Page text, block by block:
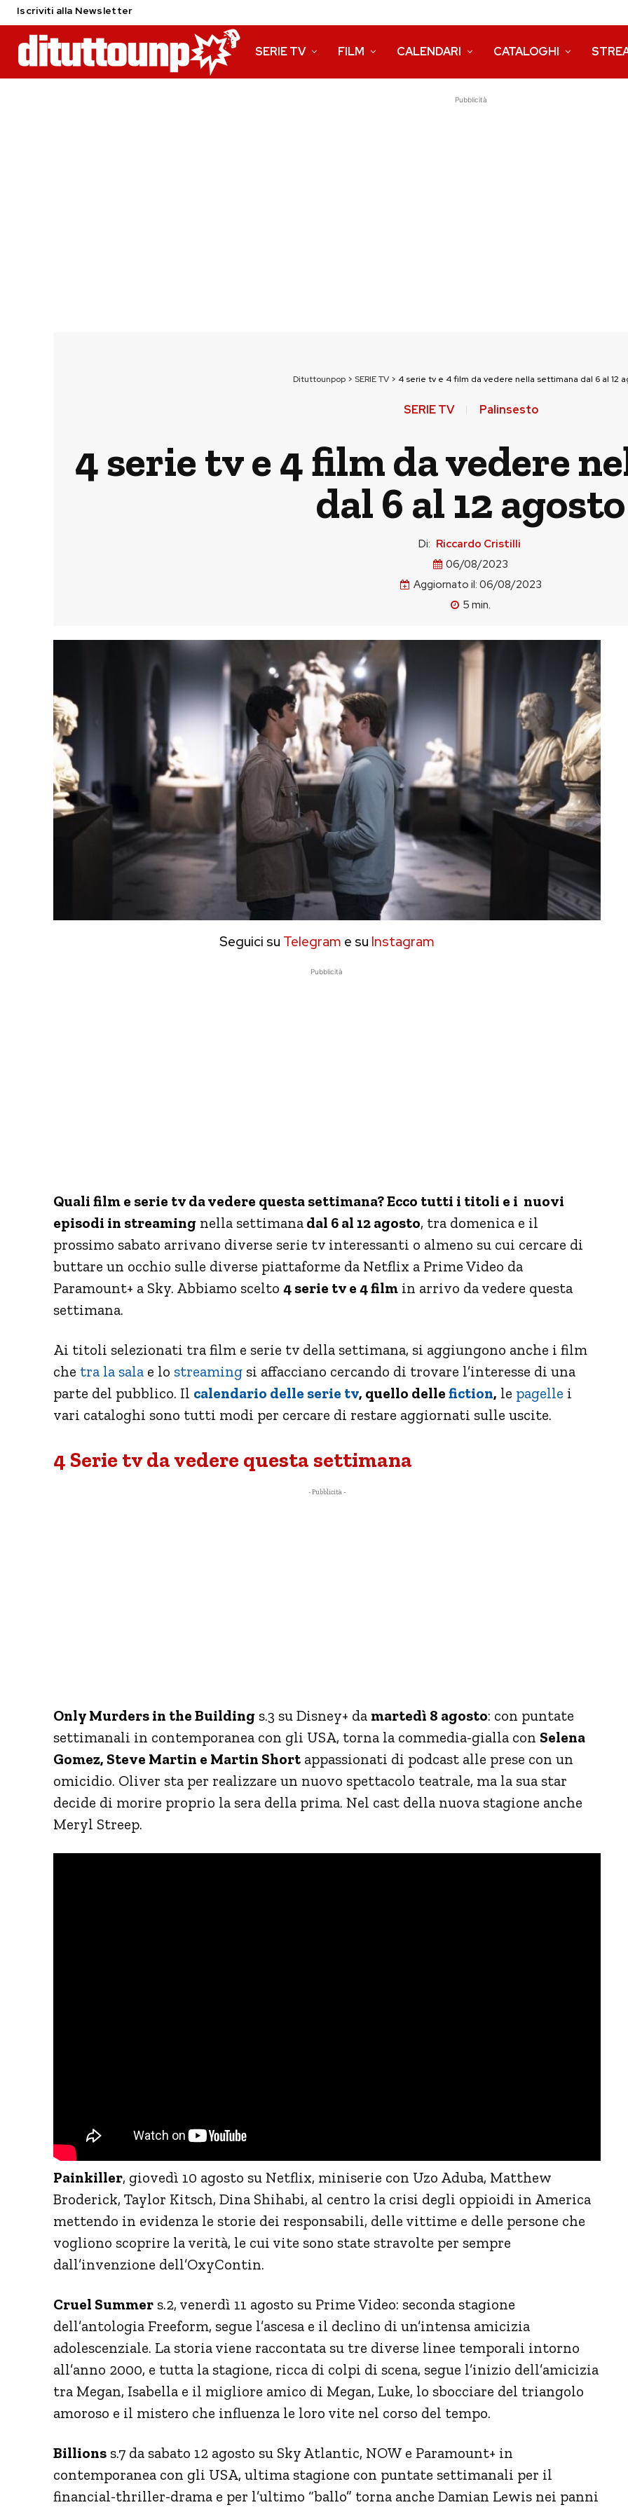
Iscriviti alla Newsletter
SERIE TV FILM CALENDARI CATALOGHI
Pubblicità
Dituttounpop> SERIE TV> 4 serie tv e 4 film da vedere nella settimana dal 6 al 12
SERIE TV Palinsesto
4 serie tv e 4 film da vedere
dal 6 al 12 agosto
Di: Riccardo Cristilli
06/08/2023
Aggiornato il: 06/08/2023
5 min.
Seguici su Telegram e su Instagram
Pubblicità
Quali film e serie tv da vedere questa settimana? Ecco tutti i titoli e i nuovi
episodi in streaming nella settimana dal 6 al 12 agosto, tra domenica e il
prossimo sabato arrivano diverse serie tv interessanti o almeno su cui cercare di
buttare un occhio sulle diverse piattaforme da Netflix a Prime Video da
Paramount+ a Sky. Abbiamo scelto 4 serie tv e 4 film in arrivo da vedere questa
settimana.
Ai titoli selezionati tra film e serie tv della settimana, si aggiungono anche i film
che tra la sala e lo streaming si affacciano cercando di trovare l’interesse di una
parte del pubblico. Il calendario delle serie tv, quello delle fiction, le pagelle i
vari cataloghi sono tutti modi per cercare di restare aggiornati sulle uscite.
4 Serie tv da vedere questa settimana
- Pubblicità -
Only Murders in the Building s.3 su Disney+ da martedì 8 agosto: con puntate
settimanali in contemporanea con gli USA, torna la commedia-gialla con Selena
Gomez, Steve Martin e Martin Short appassionati di podcast alle prese con un
omicidio. Oliver sta per realizzare un nuovo spettacolo teatrale, ma la sua star
decide di morire proprio la sera della prima. Nel cast della nuova stagione anche
Meryl Streep.
Painkiller, giovedì 10 agosto su Netflix, miniserie con Uzo Aduba, Matthew
Broderick, Taylor Kitsch, Dina Shihabi, al centro la crisi degli oppioidi in America
mettendo in evidenza le storie dei responsabili, delle vittime e delle persone che
vogliono scoprire la verità, le cui vite sono state stravolte per sempre
dall’invenzione dell’OxyContin.
Cruel Summer s.2, venerdì 11 agosto su Prime Video: seconda stagione
dell’antologia Freeform, segue l’ascesa e il declino di un’intensa amicizia
adolescenziale. La storia viene raccontata su tre diverse linee temporali intorno
all’anno 2000, e tutta la stagione, ricca di colpi di scena, segue l’inizio dell’amicizia
tra Megan, Isabella e il migliore amico di Megan, Luke, lo sbocciare del triangolo
amoroso e il mistero che influenza le loro vite nel corso del tempo.
Billions s.7 da sabato 12 agosto su Sky Atlantic, NOW e Paramount+ in
contemporanea con gli USA, ultima stagione con puntate settimanali per il
financial-thriller-drama e per l’ultimo “ballo” torna anche Damian Lewis nei panni